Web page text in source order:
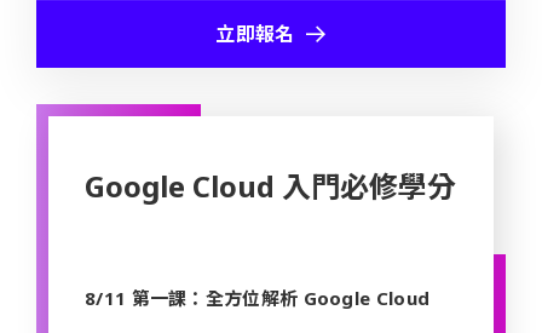
立即報名
Google Cloud 入門必修學分
8/11 第一課：全方位解析 Google Cloud